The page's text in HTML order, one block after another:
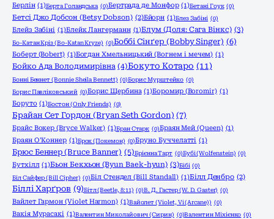
Берлін (1)Берта Голандська (0)Бертрада де Монфор (1)Бетані Гоук (0)
Бетсі Джо Добсон (Betsy Dobson) (2)Бйорн (1)Блез Забіні (0)
Блейз Забіні (1)Блейк Лангерманн (1)Блум (Доля: Сага Вінкс) (3)
Бо-Катан Кріз (Bo-Katan Kryze) (0)Боббі Сінґер (Bobby Singer) (6)
Боберт (Bobert) (1)Богдан Хмельницький (Вогнем і мечем) (1)
Бойко Ада Володимирівна (4)Бокуто Котаро (11)
Бонні Беннет (Bonnie Sheila Bennett) (0)Борис Мурштейко (0)
Борис Павліковський (0)Борис Щербина (1)Боромир (Boromir) (1)
Боруто (1)Бостон (Only Friends) (0)
Брайан Сет Гордон (Bryan Seth Gordon) (7)
Брайс Вокер (Bryce Walker) (1)Бран Старк (0)Браян Мей (Queen) (1)
Браян О'Коннер (1)Брок (Покемон) (0)Бруно Буччелатті (1)
Брюс Беннер (Bruce Banner) (5)Брієнна Тарт (0)Бубі (Wolfenstein) (0)
Бутхілл (1)Бьон Бекхьон (Byun Baek-hyun) (3)Бібі (0)
Біл Сайфер (Bill Cipher) (0)Біл Стендел (Bill Standall) (1)Білл Денбро (2)
Біллі Харґров (9)Бітл (Beetle, 8:11) (0)В. Д. Гастер (W. D. Gaster) (0)
Вайлет Гармон (Violet Harmon) (1)Вайолет (Violet, Vi (Arcane)) (0)
Вакія Мурасакі (1)Валентин Миколайович (Сирин) (0)Валентин Міхієнко (0)